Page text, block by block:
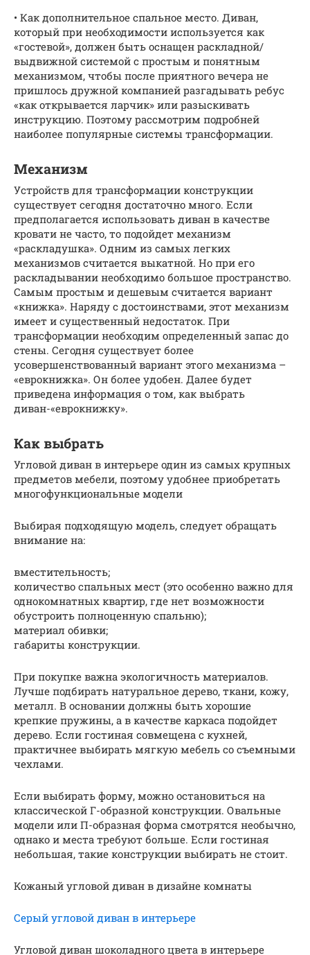
• Как дополнительное спальное место. Диван,
который при необходимости используется как
«гостевой», должен быть оснащен раскладной/
выдвижной системой с простым и понятным
механизмом, чтобы после приятного вечера не
пришлось дружной компанией разгадывать ребус
«как открывается ларчик» или разыскивать
инструкцию. Поэтому рассмотрим подробней
наиболее популярные системы трансформации.
Механизм
Устройств для трансформации конструкции
существует сегодня достаточно много. Если
предполагается использовать диван в качестве
кровати не часто, то подойдет механизм
«раскладушка». Одним из самых легких
механизмов считается выкатной. Но при его
раскладывании необходимо большое пространство.
Самым простым и дешевым считается вариант
«книжка». Наряду с достоинствами, этот механизм
имеет и существенный недостаток. При
трансформации необходим определенный запас до
стены. Сегодня существует более
усовершенствованный вариант этого механизма –
«еврокнижка». Он более удобен. Далее будет
приведена информация о том, как выбрать
диван-«еврокнижку».
Как выбрать
Угловой диван в интерьере один из самых крупных
предметов мебели, поэтому удобнее приобретать
многофункциональные модели
Выбирая подходящую модель, следует обращать
внимание на:
вместительность;
количество спальных мест (это особенно важно для
однокомнатных квартир, где нет возможности
обустроить полноценную спальню);
материал обивки;
габариты конструкции.
При покупке важна экологичность материалов.
Лучше подбирать натуральное дерево, ткани, кожу,
металл. В основании должны быть хорошие
крепкие пружины, а в качестве каркаса подойдет
дерево. Если гостиная совмещена с кухней,
практичнее выбирать мягкую мебель со съемными
чехлами.
Если выбирать форму, можно остановиться на
классической Г-образной конструкции. Овальные
модели или П-образная форма смотрятся необычно,
однако и места требуют больше. Если гостиная
небольшая, такие конструкции выбирать не стоит.
Кожаный угловой диван в дизайне комнаты
Серый угловой диван в интерьере
Угловой диван шоколадного цвета в интерьере